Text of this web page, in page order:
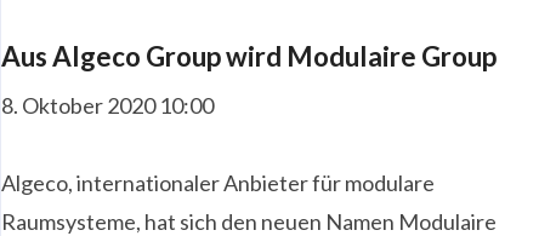
Aus Algeco Group wird Modulaire Group
8. Oktober 2020 10:00
Algeco, internationaler Anbieter für modulare
Raumsysteme, hat sich den neuen Namen Modulaire